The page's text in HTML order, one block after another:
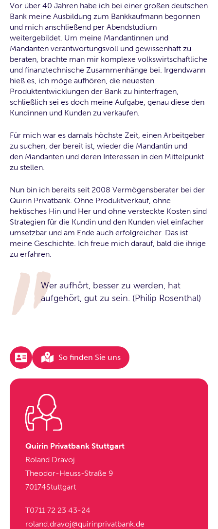
Vor über 40 Jahren habe ich bei einer großen deutschen
Bank meine Ausbildung zum Bankkaufmann begonnen
und mich anschließend per Abendstudium
weitergebildet. Um meine Mandantinnen und
Mandanten verantwortungsvoll und gewissenhaft zu
beraten, brachte man mir komplexe volkswirtschaftliche
und finanztechnische Zusammenhänge bei. Irgendwann
hieß es, ich möge aufhören, die neuesten
Produktentwicklungen der Bank zu hinterfragen,
schließlich sei es doch meine Aufgabe, genau diese den
Kundinnen und Kunden zu verkaufen.
Für mich war es damals höchste Zeit, einen Arbeitgeber
zu suchen, der bereit ist, wieder die Mandantin und
den Mandanten und deren Interessen in den Mittelpunkt
zu stellen.
Nun bin ich bereits seit 2008 Vermögensberater bei der
Quirin Privatbank. Ohne Produktverkauf, ohne
hektisches Hin und Her und ohne versteckte Kosten sind
Strategien für die Kundin und den Kunden viel einfacher
umsetzbar und am Ende auch erfolgreicher. Das ist
meine Geschichte. Ich freue mich darauf, bald die ihrige
zu erfahren.
Wer aufhört, besser zu werden, hat
aufgehört, gut zu sein. (Philip Rosenthal)
So finden Sie uns
Quirin Privatbank Stuttgart
Roland Dravoj
Theodor-Heuss-Straße 9
70174Stuttgart
T0711 72 23 43-24
roland.dravoj@quirinprivatbank.de